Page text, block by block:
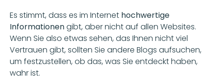
Es stimmt, dass es im Internet hochwertige
Informationen gibt, aber nicht auf allen Websites.
Wenn Sie also etwas sehen, das Ihnen nicht viel
Vertrauen gibt, sollten Sie andere Blogs aufsuchen,
um festzustellen, ob das, was Sie entdeckt haben,
wahr ist.